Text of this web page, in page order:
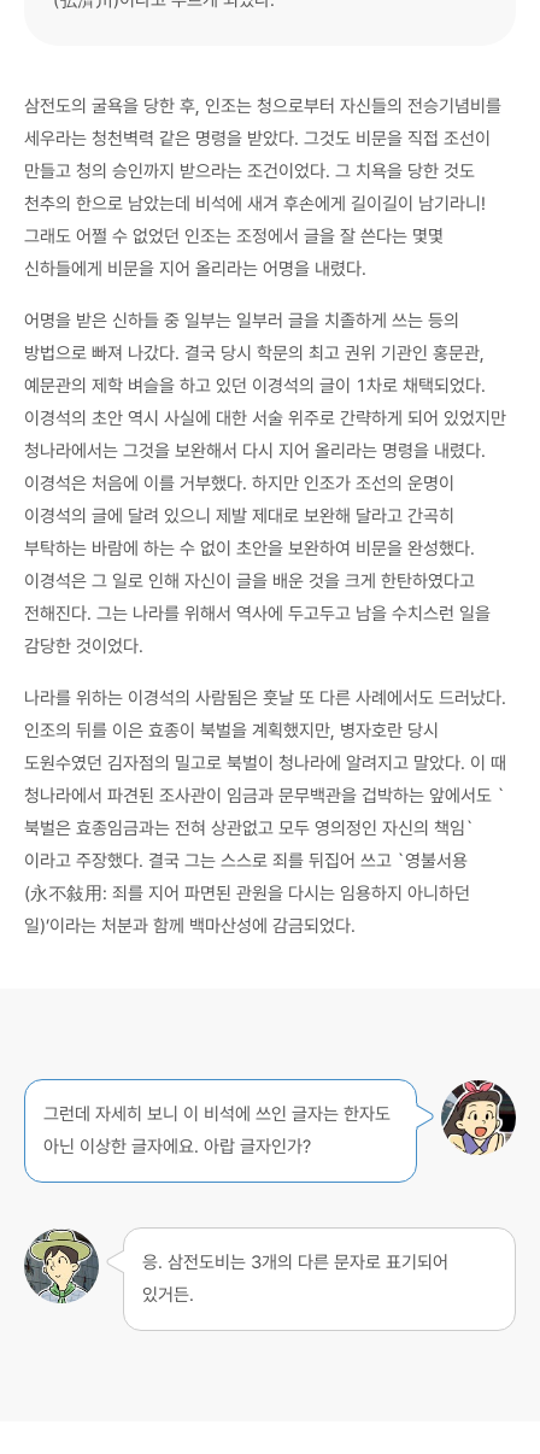
삼전도의 굴욕을 당한 후, 인조는 청으로부터 자신들의 전승기념비를
세우라는 청천벽력 같은 명령을 받았다. 그것도 비문을 직접 조선이
만들고 청의 승인까지 받으라는 조건이었다. 그 치욕을 당한 것도
천추의 한으로 남았는데 비석에 새겨 후손에게 길이길이 남기라니!
그래도 어쩔 수 없었던 인조는 조정에서 글을 잘 쓴다는 몇몇
신하들에게 비문을 지어 올리라는 어명을 내렸다.
어명을 받은 신하들 중 일부는 일부러 글을 치졸하게 쓰는 등의
방법으로 빠져 나갔다. 결국 당시 학문의 최고 권위 기관인 홍문관,
예문관의 제학 벼슬을 하고 있던 이경석의 글이 1차로 채택되었다.
이경석의 초안 역시 사실에 대한 서술 위주로 간략하게 되어 있었지만
청나라에서는 그것을 보완해서 다시 지어 올리라는 명령을 내렸다.
이경석은 처음에 이를 거부했다. 하지만 인조가 조선의 운명이
이경석의 글에 달려 있으니 제발 제대로 보완해 달라고 간곡히
부탁하는 바람에 하는 수 없이 초안을 보완하여 비문을 완성했다.
이경석은 그 일로 인해 자신이 글을 배운 것을 크게 한탄하였다고
전해진다. 그는 나라를 위해서 역사에 두고두고 남을 수치스런 일을
감당한 것이었다.
나라를 위하는 이경석의 사람됨은 훗날 또 다른 사례에서도 드러났다.
인조의 뒤를 이은 효종이 북벌을 계획했지만, 병자호란 당시
도원수였던 김자점의 밀고로 북벌이 청나라에 알려지고 말았다. 이 때
청나라에서 파견된 조사관이 임금과 문무백관을 겁박하는 앞에서도 `
북벌은 효종임금과는 전혀 상관없고 모두 영의정인 자신의 책임`
이라고 주장했다. 결국 그는 스스로 죄를 뒤집어 쓰고 `영불서용
(永不敍用: 죄를 지어 파면된 관원을 다시는 임용하지 아니하던
일)’이라는 처분과 함께 백마산성에 감금되었다.
그런데 자세히 보니 이 비석에 쓰인 글자는 한자도
아닌 이상한 글자에요. 아랍 글자인가?
응. 삼전도비는 3개의 다른 문자로 표기되어
있거든.